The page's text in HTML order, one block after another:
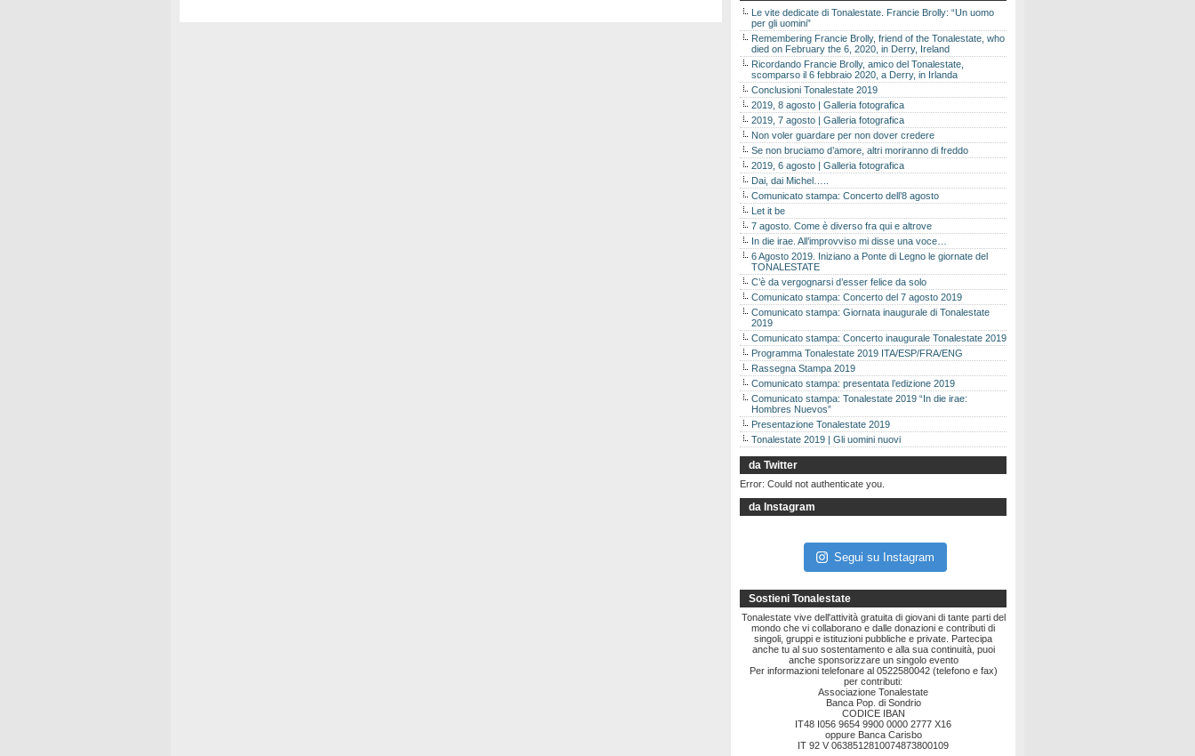
Le vite dedicate di Tonalestate. Francie Brolly: “Un uomo
per gli uomini”
Remembering Francie Brolly, friend of the Tonalestate, who
died on February the 6, 2020, in Derry, Ireland
Ricordando Francie Brolly, amico del Tonalestate,
scomparso il 6 febbraio 2020, a Derry, in Irlanda
Conclusioni Tonalestate 2019
2019, 8 agosto | Galleria fotografica
2019, 7 agosto | Galleria fotografica
Non voler guardare per non dover credere
Se non bruciamo d’amore, altri moriranno di freddo
2019, 6 agosto | Galleria fotografica
Dai, dai Michel…..
Comunicato stampa: Concerto dell’8 agosto
Let it be
7 agosto. Come è diverso fra qui e altrove
In die irae. All’improvviso mi disse una voce…
6 Agosto 2019. Iniziano a Ponte di Legno le giornate del
TONALESTATE
C’è da vergognarsi d’esser felice da solo
Comunicato stampa: Concerto del 7 agosto 2019
Comunicato stampa: Giornata inaugurale di Tonalestate
2019
Comunicato stampa: Concerto inaugurale Tonalestate 2019
Programma Tonalestate 2019 ITA/ESP/FRA/ENG
Rassegna Stampa 2019
Comunicato stampa: presentata l’edizione 2019
Comunicato stampa: Tonalestate 2019 “In die irae:
Hombres Nuevos”
Presentazione Tonalestate 2019
Tonalestate 2019 | Gli uomini nuovi
da Twitter
Error: Could not authenticate you.
da Instagram
Segui su Instagram
Sostieni Tonalestate
Tonalestate vive dell'attività gratuita di giovani di tante parti del
mondo che vi collaborano e dalle donazioni e contributi di
singoli, gruppi e istituzioni pubbliche e private. Partecipa
anche tu al suo sostentamento e alla sua continuità, puoi
anche sponsorizzare un singolo evento
Per informazioni telefonare al 0522580042 (telefono e fax)
per contributi:
Associazione Tonalestate
Banca Pop. di Sondrio
CODICE IBAN
IT48 I056 9654 9900 0000 2777 X16
oppure Banca Carisbo
IT 92 V 0638512810074873800109